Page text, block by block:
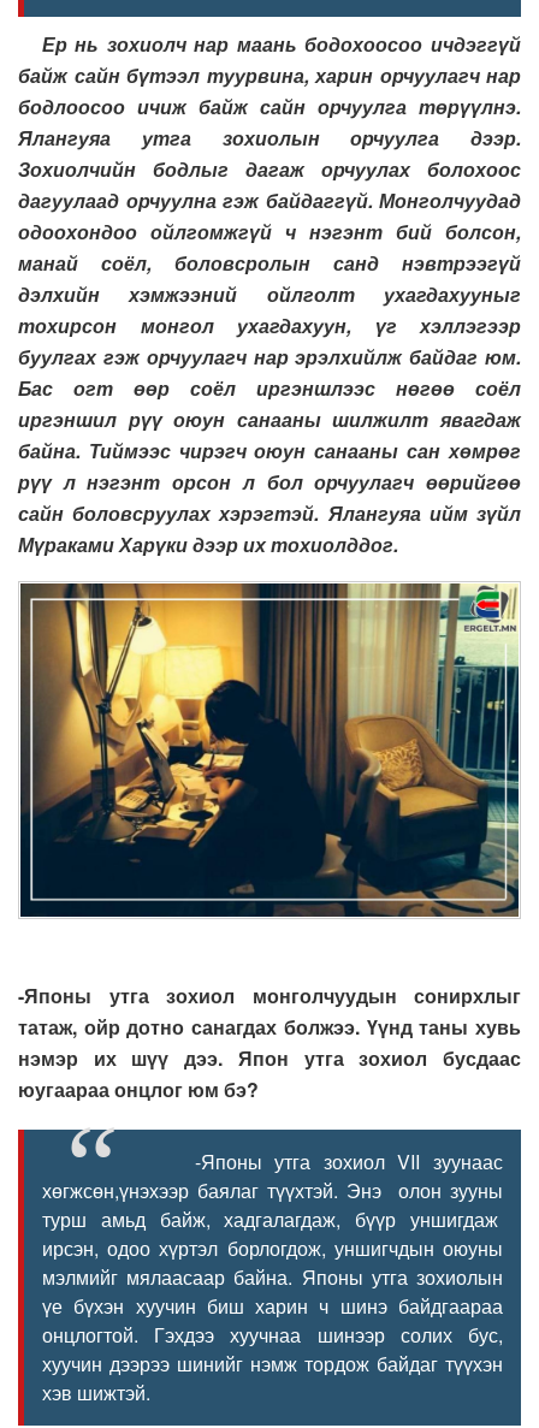
Ер нь зохиолч нар маань бодохоосоо ичдэггүй
байж сайн бүтээл туурвина, харин орчуулагч нар
бодлоосоо ичиж байж сайн орчуулга төрүүлнэ.
Ялангуяа утга зохиолын орчуулга дээр.
Зохиолчийн бодлыг дагаж орчуулах болохоос
дагуулаад орчуулна гэж байдаггүй. Монголчуудад
одоохондоо ойлгомжгүй ч нэгэнт бий болсон,
манай соёл, боловсролын санд нэвтрээгүй
дэлхийн хэмжээний ойлголт ухагдахууныг
тохирсон монгол ухагдахуун, үг хэллэгээр
буулгах гэж орчуулагч нар эрэлхийлж байдаг юм.
Бас огт өөр соёл иргэншлээс нөгөө соёл
иргэншил рүү оюун санааны шилжилт явагдаж
байна. Тиймээс чирэгч оюун санааны сан хөмрөг
рүү л нэгэнт орсон л бол орчуулагч өөрийгөө
сайн боловсруулах хэрэгтэй. Ялангуяа ийм зүйл
Мүраками Харүки дээр их тохиолддог.
-Японы утга зохиол монголчуудын сонирхлыг
татаж, ойр дотно санагдах болжээ. Үүнд таны хувь
нэмэр их шүү дээ. Япон утга зохиол бусдаас
юугаараа онцлог юм бэ?
-Японы утга зохиол VII зуунаас
хөгжсөн,үнэхээр баялаг түүхтэй. Энэ олон зууны
турш амьд байж, хадгалагдаж, бүүр уншигдаж
ирсэн, одоо хүртэл борлогдож, уншигчдын оюуны
мэлмийг мялаасаар байна. Японы утга зохиолын
үе бүхэн хуучин биш харин ч шинэ байдгаараа
онцлогтой. Гэхдээ хуучнаа шинээр солих бус,
хуучин дээрээ шинийг нэмж тордож байдаг түүхэн
хэв шижтэй.